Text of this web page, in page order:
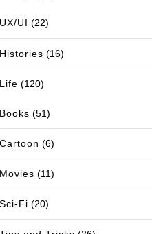
UX/UI (22)
Histories (16)
Life (120)
Books (51)
Cartoon (6)
Movies (11)
Sci-Fi (20)